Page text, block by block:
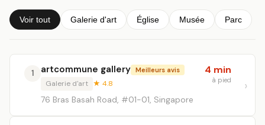
Voir tout Galerie d'art Église Musée Parc
1 artcommune gallery Meilleurs avis
Galerie d'art ★ 4.8
76 Bras Basah Road, #01-01, Singapore
4 min
à pied